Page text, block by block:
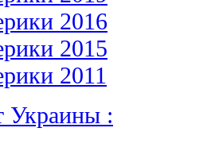
2016
2015
2011
Украины :